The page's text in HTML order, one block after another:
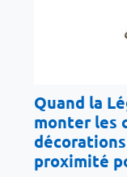
Quand la
monter les
proximité